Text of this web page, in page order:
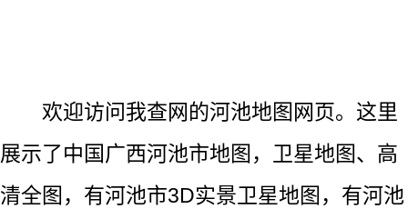
欢迎访问我查网的河池地图网页。这里
展示了中国广西河池市地图，卫星地图、高
清全图，有河池市3D实景卫星地图，有河池